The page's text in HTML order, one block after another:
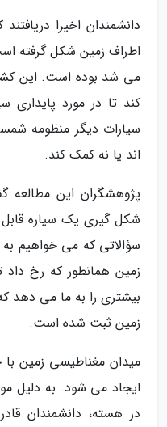
دانشمندان اخیرا
اطراف زمین شکل گرفته
می شد بوده است. این
کند تا در مورد پایداری
سیارات دیگر منظومه
اند یا نه کمک کند.
پژوهشگران این مطالعه
شکل گیری یک سیاره
سؤالاتی که می خواهیم
زمین همانطور که رخ
بیشتری را به ما می دهد
زمین ثبت شده است.
میدان مغناطیسی زمین
ایجاد می شود. به دلیل
در هسته، دانشمندان